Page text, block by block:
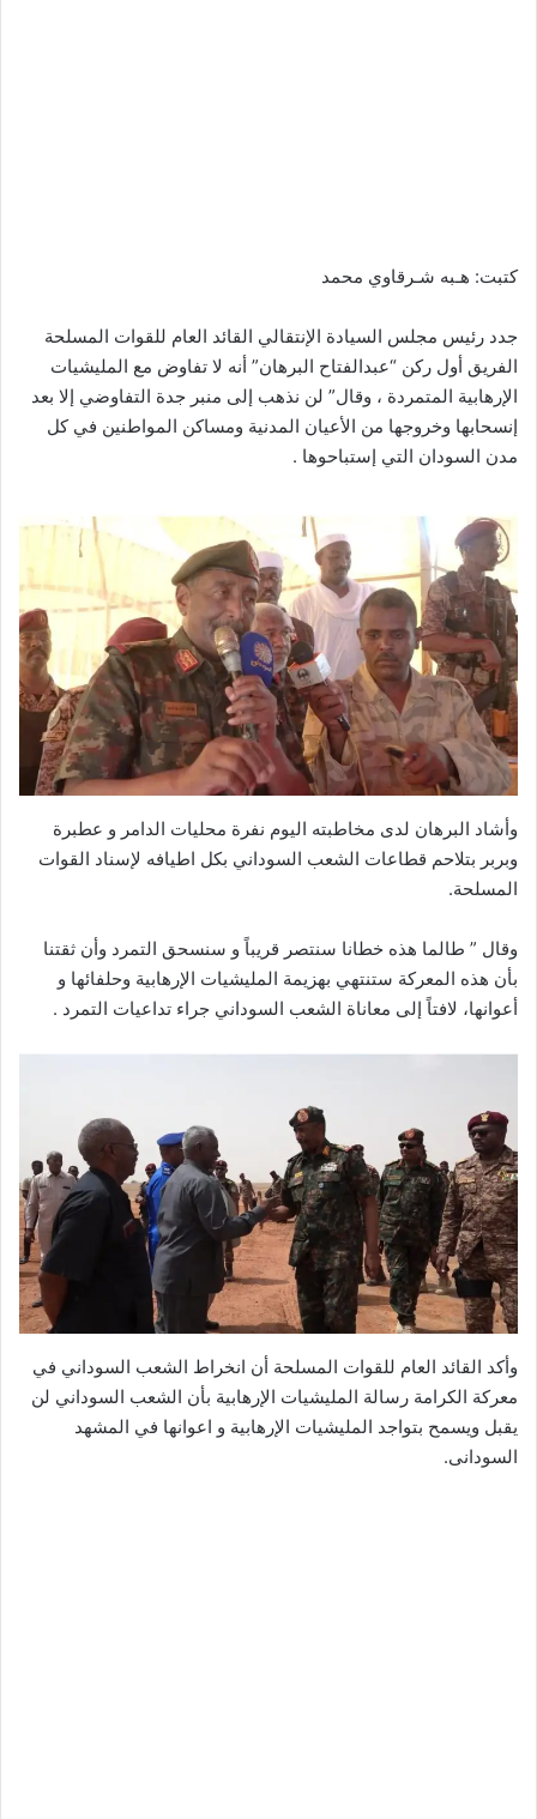
كتبت: هـبه شـرقاوي محمد
جدد رئيس مجلس السيادة الإنتقالي القائد العام للقوات المسلحة
الفريق أول ركن “عبدالفتاح البرهان” أنه لا تفاوض مع المليشيات
الإرهابية المتمردة ، وقال” لن نذهب إلى منبر جدة التفاوضي إلا بعد
إنسحابها وخروجها من الأعيان المدنية ومساكن المواطنين في كل
مدن السودان التي إستباحوها .
وأشاد البرهان لدى مخاطبته اليوم نفرة محليات الدامر و عطبرة
وبربر بتلاحم قطاعات الشعب السوداني بكل اطيافه لإسناد القوات
المسلحة.
وقال ” طالما هذه خطانا سنتصر قريباً و سنسحق التمرد وأن ثقتنا
بأن هذه المعركة ستنتهي بهزيمة المليشيات الإرهابية وحلفائها و
أعوانها، لافتاً إلى معاناة الشعب السوداني جراء تداعيات التمرد .
وأكد القائد العام للقوات المسلحة أن انخراط الشعب السوداني في
معركة الكرامة رسالة المليشيات الإرهابية بأن الشعب السوداني لن
يقبل ويسمح بتواجد المليشيات الإرهابية و اعوانها في المشهد
السودانى.